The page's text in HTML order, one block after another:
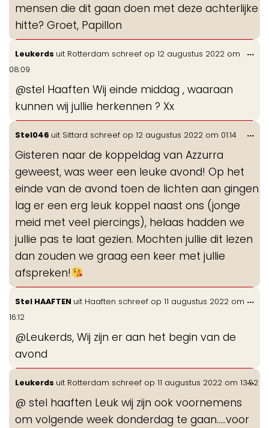
mensen die dit gaan doen met deze achterlijke
hitte? Groet, Papillon
Leukerds uit Rotterdam schreef op 12 augustus 2022 om
08:09
@stel Haaften Wij einde middag , waaraan
kunnen wij jullie herkennen ? Xx
...
Stel046 uit Sittard schreef op 12 augustus 2022 om 01:14
Gisteren naar de koppeldag van Azzurra
geweest, was weer een leuke avond! Op het
einde van de avond toen de lichten aan gingen
lag er een erg leuk koppel naast ons (jonge
meid met veel piercings), helaas hadden we
jullie pas te laat gezien. Mochten jullie dit lezen
dan zouden we graag een keer met jullie
afspreken!
...
Stel HAAFTEN uit Haaften schreef op 11 augustus 2022 om
16:12
@Leukerds, Wij zijn er aan het begin van de
avond
...
Leukerds uit Rotterdam schreef op 11 augustus 2022 om 13:52
@ stel haaften Leuk wij zijn ook voornemens
om volgende week donderdag te gaan…..voor
...